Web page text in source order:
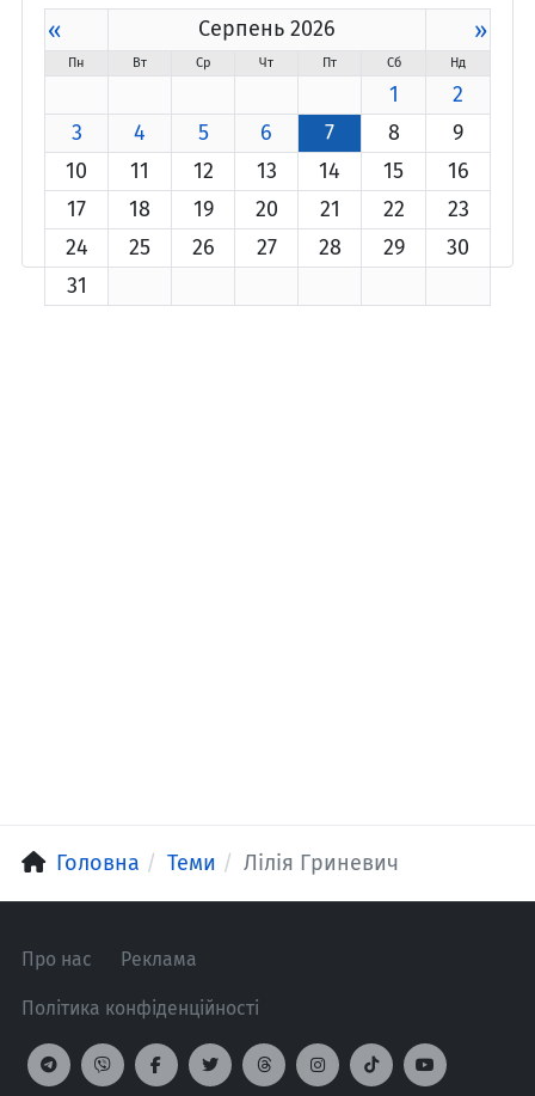
« Серпень 2026 »
Пн Вт Ср Чт Пт Сб Нд
1
2
3
4 5 6 7 8
9
10
11 12 13 14 15
16
17
18 19 20 21 22
23
24
25 26 27 28 29
30
31
Головна Теми Лілія Гриневич
Про нас Реклама
Політика конфіденційності